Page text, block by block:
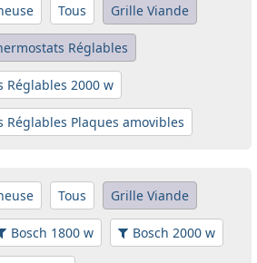
Tous Grille Viande
Réglables
Réglables 2000 w
Réglables Plaques amovibles
Tous Grille Viande
Bosch 1800 w Bosch 2000 w